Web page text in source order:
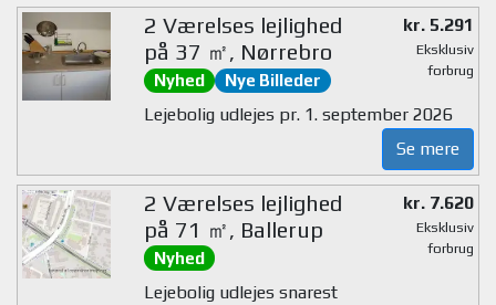
2 Værelses lejlighed
på 37 ㎡, Nørrebro
Nyhed Nye Billeder
kr. 5.291
Eksklusiv
forbrug
Lejebolig udlejes pr. 1. september 2026
Se mere
2 Værelses lejlighed
på 71 ㎡, Ballerup
Nyhed
kr. 7.620
Eksklusiv
forbrug
Lejebolig udlejes snarest